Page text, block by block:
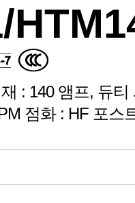
: 140 앰프, 듀
점화 : HF 포스